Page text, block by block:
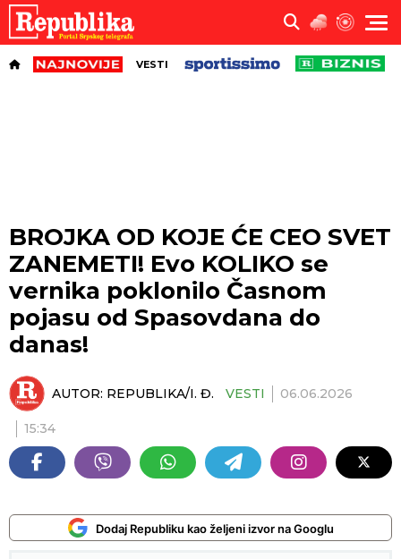
VESTI
BROJKA OD KOJE ĆE CEO SVET
ZANEMETI! Evo KOLIKO se
vernika poklonilo Časnom
pojasu od Spasovdana do
danas!
AUTOR: REPUBLIKA/I. Đ. VESTI 06.06.2026
15:34
Dodaj Republiku kao željeni izvor na Googlu